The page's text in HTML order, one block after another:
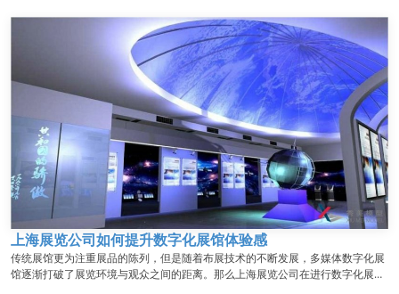
上海展览公司如何提升数字化展馆体验感
传统展馆更为注重展品的陈列，但是随着布展技术的不断发展，多媒体数字化展
馆逐渐打破了展览环境与观众之间的距离。那么上海展览公司在进行数字化展馆